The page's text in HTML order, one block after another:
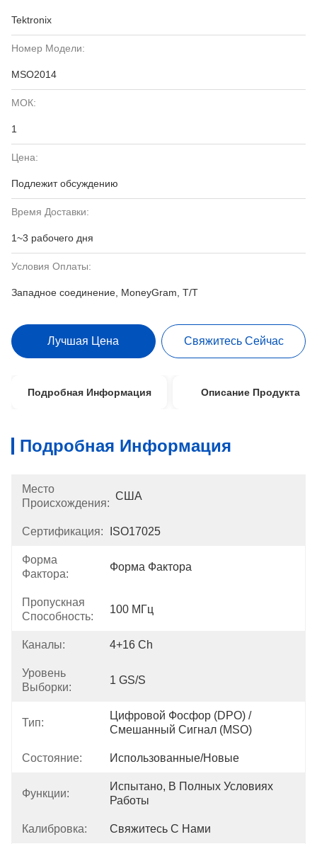
Tektronix
Номер Модели:
MSO2014
МОК:
1
Цена:
Подлежит обсуждению
Время Доставки:
1~3 рабочего дня
Условия Оплаты:
Западное соединение, MoneyGram, T/T
Лучшая Цена Свяжитесь Сейчас
Подробная Информация Описание Продукта
Подробная Информация
Место
Происхождения:
США
Сертификация: ISO17025
Форма
Фактора:
Форма Фактора
Пропускная
Способность:
100 МГц
Каналы: 4+16 Ch
Уровень
Выборки:
1 GS/s
Тип:
Цифровой Фосфор (DPO) /
Смешанный Сигнал (MSO)
Состояние: Использованные/новые
Функции:
Испытано, В Полных Условиях
Работы
Калибровка: Свяжитесь С Нами